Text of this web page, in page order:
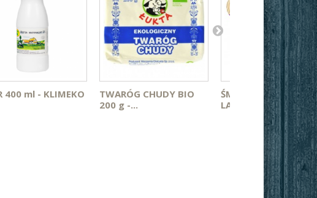
400 ml - KLIMEKO
TWARÓG CHUDY BIO
200 g -...
ŚMIETANA 18 % BEZ
LAKTOZY...